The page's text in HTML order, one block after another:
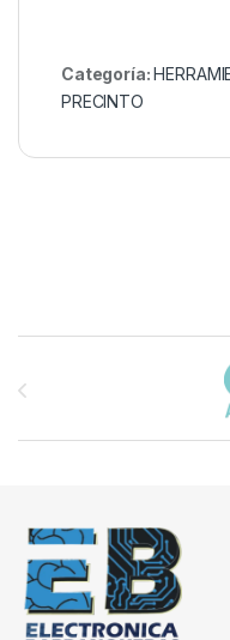
Categoría:
PRECINTO
Carrusel de